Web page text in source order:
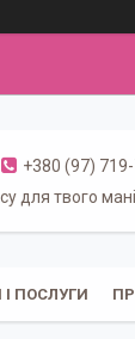
+380 (97)
для твого
ПОСЛУГИ